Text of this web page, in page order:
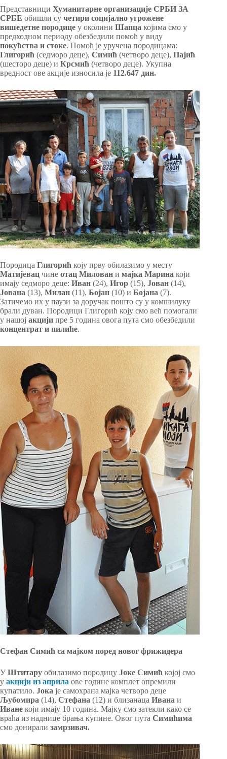
Представници Хуманитарне организације СРБИ ЗА
СРБЕ обишли су четири социјално угрожене
вишедетне породице у околини Шапца којима смо у
предходном периоду обезбедили помоћ у виду
покућства и стоке. Помоћ је уручена породицама:
Глигорић (седморо деце), Симић (четворо деце), Пајић
(шесторо деце) и Крсмић (четворо деце). Укупна
вредност ове акције износила је 112.647 дин.
Породица Глигорић коју прву обилазимо у месту
Матијевац чине отац Милован и мајка Марина који
имају седморо деце: Иван (24), Игор (15), Јован (14),
Јована (13), Милан (11), Бојан (10) и Бојана (7).
Затичемо их у паузи за доручак пошто су у комшилуку
брали дуван. Породици Глигорић коју смо већ помогали
у нашој акцији пре 5 година овога пута смо обезбедили
концентрат и пилиће.
Стефан Симић са мајком поред новог фрижидера
УШтитару обилазимо породицу Јоке Симић којој смо
у акцији из априла ове године комплет опремили
купатило. Јока је самохрана мајка четворо деце
Љубомира (14), Стефана (12) и близанаца Ивана и
Иване који имају 10 година. Мајку смо затекли како се
враћа из наднице брања купине. Овог пута Симићима
смо донирали замрзивач.